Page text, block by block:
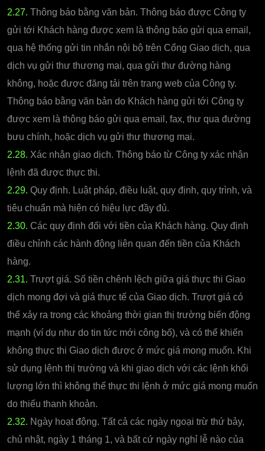
2.27. Thông báo bằng văn bản. Thông báo được Công ty
gửi tới Khách hàng được xem là thông báo gửi qua email,
qua hệ thống gửi tin nhắn nội bộ trên Cổng Giao dịch, qua
dịch vụ gửi thư thương mại, qua gửi thư đường hàng
không, hoặc được đăng tải trên trang web của Công ty.
Thông báo bằng văn bản do Khách hàng gửi tới Công ty
được xem là thông báo gửi qua email, fax, thư qua đường
bưu chính, hoặc dịch vụ gửi thư thương mại.
2.28. Xác nhận giao dịch. Thông báo từ Công ty xác nhận
lệnh đã được thực thi.
2.29. Quy định. Luật pháp, điều luật, quy định, quy trình, và
tiêu chuẩn mà hiện có hiệu lực đầy đủ.
2.30. Các quy định đối với tiền của Khách hàng. Quy định
điều chỉnh các hành động liên quan đến tiền của Khách
hàng.
2.31. Trượt giá. Số tiền chênh lệch giữa giá thực thi Giao
dịch mong đợi và giá thực tế của Giao dịch. Trượt giá có
thể xảy ra trong các khoảng thời gian thị trường biến động
mạnh (ví dụ như do tin tức mới công bố), và có thể khiến
không thực thi Giao dịch được ở mức giá mong muốn. Khi
sử dụng lệnh thị trường và khi giao dịch với các lệnh khối
lượng lớn thì không thể thực thi lệnh ở mức giá mong muốn
do thiếu thanh khoản.
2.32. Ngày hoạt động. Tất cả các ngày ngoại trừ thứ bảy,
chủ nhật, ngày 1 tháng 1, và bất cứ ngày nghỉ lễ nào của